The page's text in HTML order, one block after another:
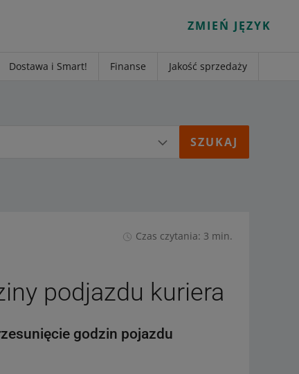
ZMIEŃ JĘZYK
Dostawa i Smart! Finanse Jakość sprzedaży
Czas czytania: 3 min.
podjazdu kuriera
godzin pojazdu